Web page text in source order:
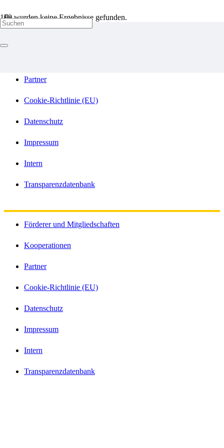
Es wurden keine Ergebnisse gefunden.
Partner
Cookie-Richtlinie (EU)
Datenschutz
Impressum
Intern
Transparenzdatenbank
Förderer und Mitgliedschaften
Kooperationen
Partner
Cookie-Richtlinie (EU)
Datenschutz
Impressum
Intern
Transparenzdatenbank